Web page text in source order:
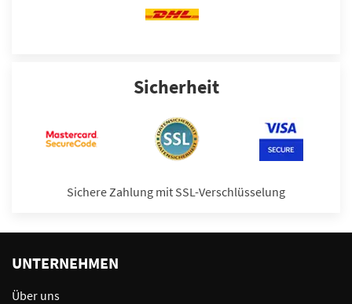
Sicherheit
Sichere Zahlung mit SSL-Verschlüsselung
UNTERNEHMEN
Über uns